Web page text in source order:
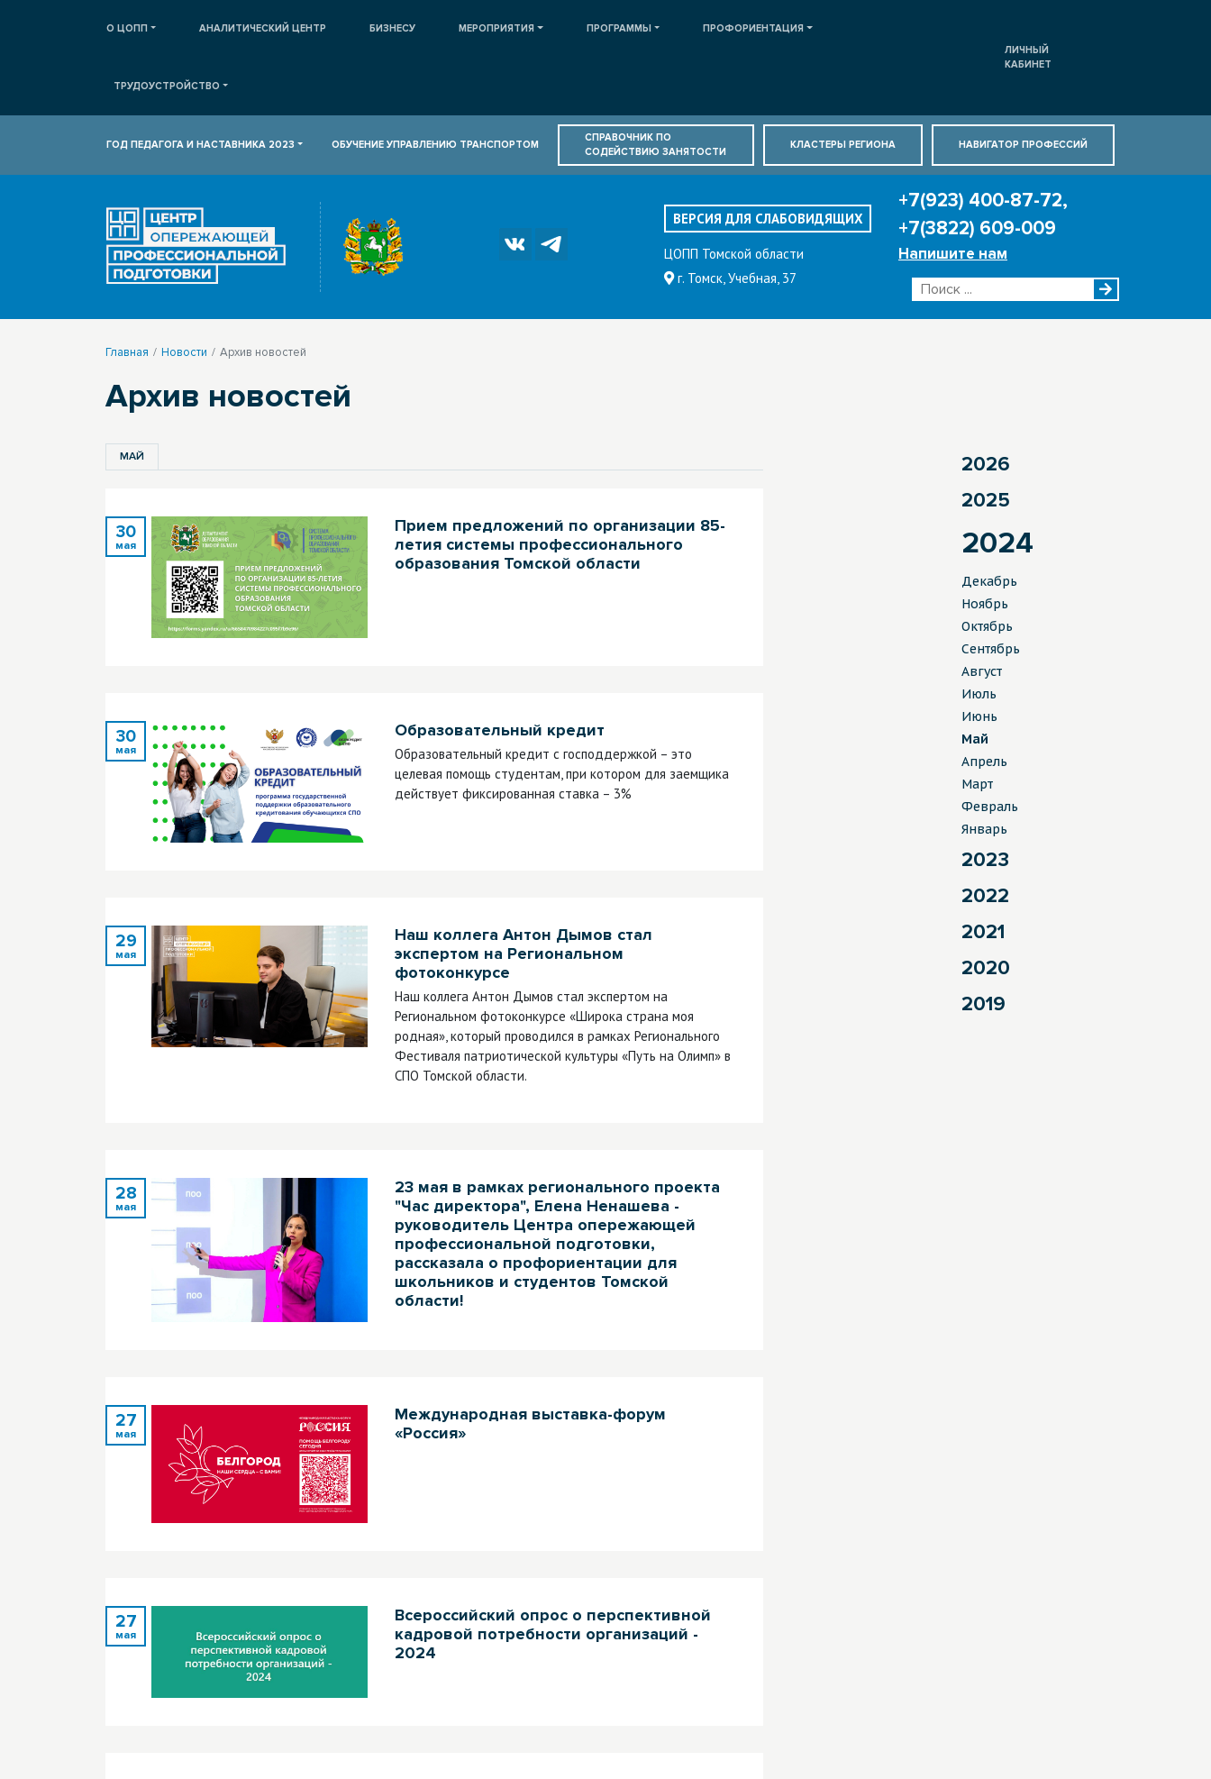
О ЦОПП АНАЛИТИЧЕСКИЙ ЦЕНТР БИЗНЕСУ МЕРОПРИЯТИЯ ПРОГРАММЫ ПРОФОРИЕНТАЦИЯ
ТРУДОУСТРОЙСТВО
ЛИЧНЫЙ
КАБИНЕТ
ГОД ПЕДАГОГА И НАСТАВНИКА 2023 ОБУЧЕНИЕ УПРАВЛЕНИЮ ТРАНСПОРТОМ
СПРАВОЧНИК ПО
СОДЕЙСТВИЮ ЗАНЯТОСТИ
КЛАСТЕРЫ РЕГИОНА НАВИГАТОР ПРОФЕССИЙ
ВЕРСИЯ ДЛЯ СЛАБОВИДЯЩИХ
ЦОПП Томской области
г. Томск, Учебная, 37
+7(923) 400-87-72,
+7(3822) 609-009
Напишите нам
Главная Новости Архив новостей
Архив новостей
МАЙ
30
мая
Прием предложений по организации 85-
летия системы профессионального
образования Томской области
30
мая
Образовательный кредит
Образовательный кредит с господдержкой – это
целевая помощь студентам, при котором для заемщика
действует фиксированная ставка – 3%
29
мая
Наш коллега Антон Дымов стал
экспертом на Региональном
фотоконкурсе
Наш коллега Антон Дымов стал экспертом на
Региональном фотоконкурсе «Широка страна моя
родная», который проводился в рамках Регионального
Фестиваля патриотической культуры «Путь на Олимп» в
СПО Томской области.
28
мая
23 мая в рамках регионального проекта
"Час директора", Елена Ненашева -
руководитель Центра опережающей
профессиональной подготовки,
рассказала о профориентации для
школьников и студентов Томской
области!
27
мая
Международная выставка-форум
«Россия»
27
мая
Всероссийский опрос о перспективной
кадровой потребности организаций -
2024
2026
2025
2024
Декабрь
Ноябрь
Октябрь
Сентябрь
Август
Июль
Июнь
Май
Апрель
Март
Февраль
Январь
2023
2022
2021
2020
2019